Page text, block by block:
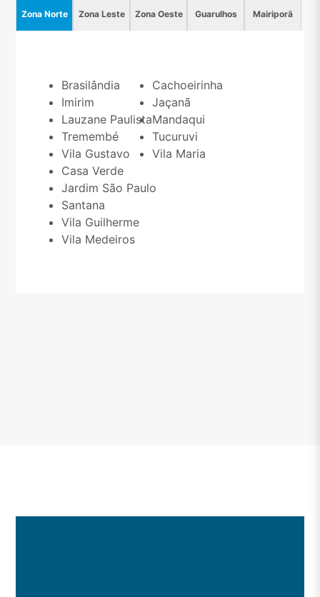
Zona Norte Zona Leste Zona Oeste Guarulhos Mairiporã
Brasilândia
Imirim
Lauzane Paulista
Tremembé
Vila Gustavo
Cachoeirinha
Jaçanã
Mandaqui
Tucuruvi
Vila Maria
Casa Verde
Jardim São Paulo
Santana
Vila Guilherme
Vila Medeiros